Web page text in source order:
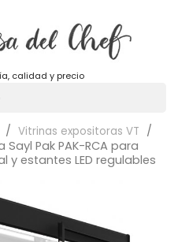
calidad y precio
Vitrinas expositoras VT
Pak PAK-RCA para
estantes LED regulables